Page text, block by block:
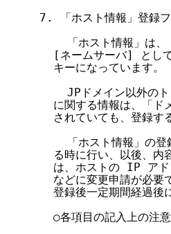
7. 「ホスト情報」登録
「ホスト情報」は、
[ネームサーバ] とし
  キーになっています。
JPドメイン以外の
に関する情報は、「ド
されていても、登録す
「ホスト情報」の登
る時に行い、以後、内
は、ホストの IP アド
などに変更申請が必要
登録後一定期間経過後
  ○各項目の記入上の注意